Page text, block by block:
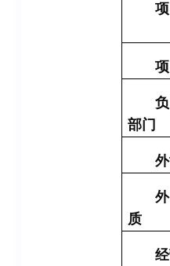
部门
质